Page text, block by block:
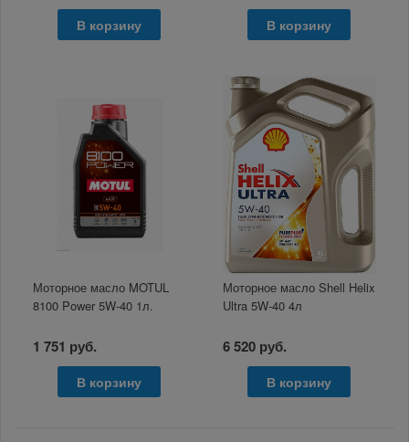
В корзину В корзину
Моторное масло MOTUL
8100 Power 5W-40 1л.
1 751 руб.
В корзину
Моторное масло Shell Helix
Ultra 5W-40 4л
6 520 руб.
В корзину